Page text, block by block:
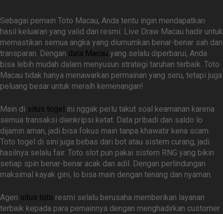
Sebagai pemain Toto Macau, Anda tentu ingin mendapatkan
hasil keluaran yang valid dan resmi. Live Draw Macau hadir untuk
memastikan semua angka yang diumumkan benar-benar sah dan
transparan. Dengan data Macau yang selalu diperbarui, Anda
bisa lebih mudah dalam menyusun strategi taruhan terbaik. Toto
Macau tidak hanya menawarkan permainan yang seru, tetapi juga
peluang besar untuk meraih kemenangan!
Main di situs togel ini nggak perlu takut soal keamanan karena
semua transaksi dienkripsi ketat. Data pribadi dan saldo lo
dijamin aman, jadi bisa fokus main tanpa khawatir kena scam.
Toto togel di sini juga bebas dari bot atau sistem curang, jadi
hasilnya selalu fair. Toto slot pun pakai sistem RNG yang bikin
setiap spin benar-benar acak dan adil. Dengan perlindungan
maksimal kayak gini, lo bisa main dengan tenang dan nyaman.
Agen situs toto resmi selalu berusaha memberikan layanan
terbaik kepada para pemainnya dengan menghadirkan customer